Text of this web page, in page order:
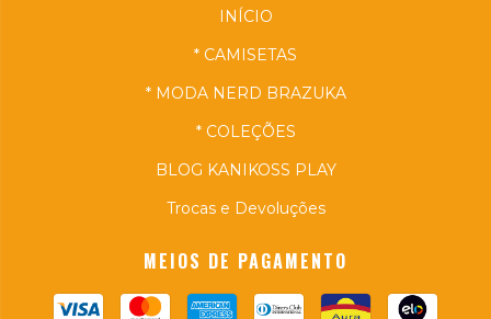
INÍCIO
* CAMISETAS
* MODA NERD BRAZUKA
* COLEÇÕES
BLOG KANIKOSS PLAY
Trocas e Devoluções
MEIOS DE PAGAMENTO